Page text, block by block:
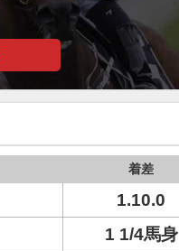
着差
1.10.0
1 1/4馬身